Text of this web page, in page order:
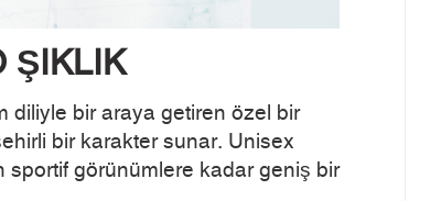
ŞIKLIK
diliyle bir araya getiren özel bir
bir karakter sunar. Unisex
sportif görünümlere kadar geniş bir